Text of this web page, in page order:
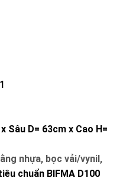
Sâu D= 63cm x Cao H=
nhựa, bọc vải/vynil,
chuẩn BIFMA D100